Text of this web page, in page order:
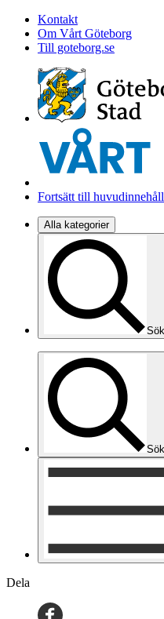
Kontakt
Om Vårt Göteborg
Till goteborg.se
Fortsätt till
Alla kategorier
Sök
Sök
Dela